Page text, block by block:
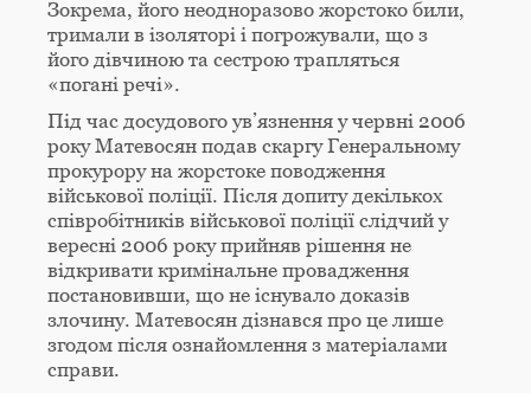
Зокрема, його неодноразово жорстоко били,
тримали в ізоляторі і погрожували, що з
його дівчиною та сестрою трапляться
«погані речі».
Під час досудового ув’язнення у червні 2006
року Матевосян подав скаргу Генеральному
прокурору на жорстоке поводження
військової поліції. Після допиту декількох
співробітників військової поліції слідчий у
вересні 2006 року прийняв рішення не
відкривати кримінальне провадження
постановивши, що не існувало доказів
злочину. Матевосян дізнався про це лише
згодом після ознайомлення з матеріалами
справи.